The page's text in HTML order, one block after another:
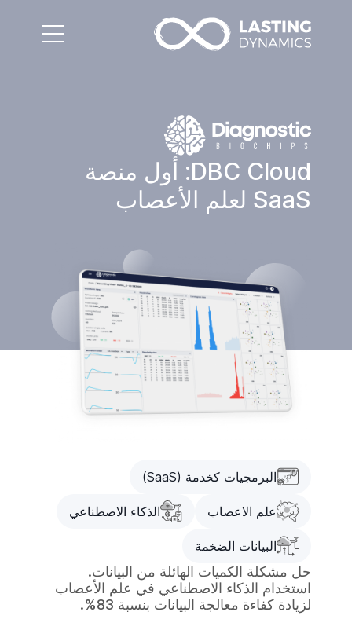
DBC Cloud: أول منصة
SaaS لعلم الأعصاب
البرمجيات كخدمة (SaaS)
علم الاعصاب الذكاء الاصطناعي
البيانات الضخمة
حل مشكلة الكميات الهائلة من البيانات.
استخدام الذكاء الاصطناعي في علم الأعصاب
لزيادة كفاءة معالجة البيانات بنسبة 83%.